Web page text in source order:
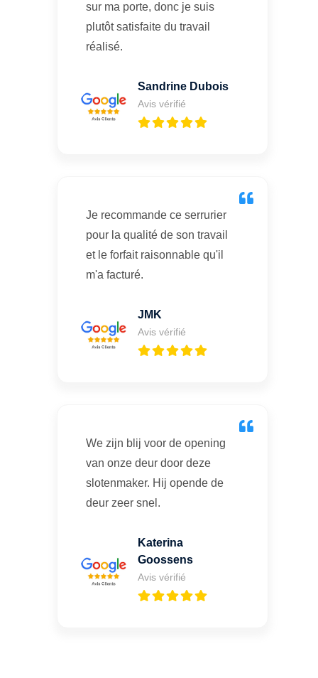
sur ma porte, donc je suis
plutôt satisfaite du travail
réalisé.
Sandrine Dubois
Avis vérifié
Je recommande ce serrurier
pour la qualité de son travail
et le forfait raisonnable qu'il
m'a facturé.
JMK
Avis vérifié
We zijn blij voor de opening
van onze deur door deze
slotenmaker. Hij opende de
deur zeer snel.
Katerina
Goossens
Avis vérifié